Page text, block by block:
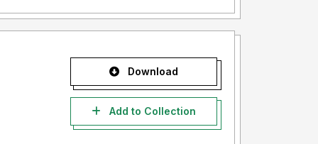
Download
Add to Collection